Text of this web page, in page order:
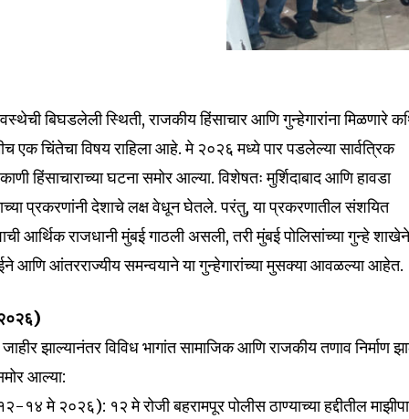
बिघडलेली स्थिती, राजकीय हिंसाचार आणि गुन्हेगारांना मिळणारे
एक चिंतेचा विषय राहिला आहे. मे २०२६ मध्ये पार पडलेल्या सार्वत्रिक
हिंसाचाराच्या घटना समोर आल्या. विशेषतः मुर्शिदाबाद आणि हावडा
प्रकरणांनी देशाचे लक्ष वेधून घेतले. परंतु, या प्रकरणातील संशयित
आर्थिक राजधानी मुंबई गाठली असली, तरी मुंबई पोलिसांच्या गुन्हे
आंतरराज्यीय समन्वयाने या गुन्हेगारांच्या मुसक्या आवळल्या आहेत.
झाल्यानंतर विविध भागांत सामाजिक आणि राजकीय तणाव निर्माण
आल्या:
मे २०२६): १२ मे रोजी बहरामपूर पोलीस ठाण्याच्या हद्दीतील